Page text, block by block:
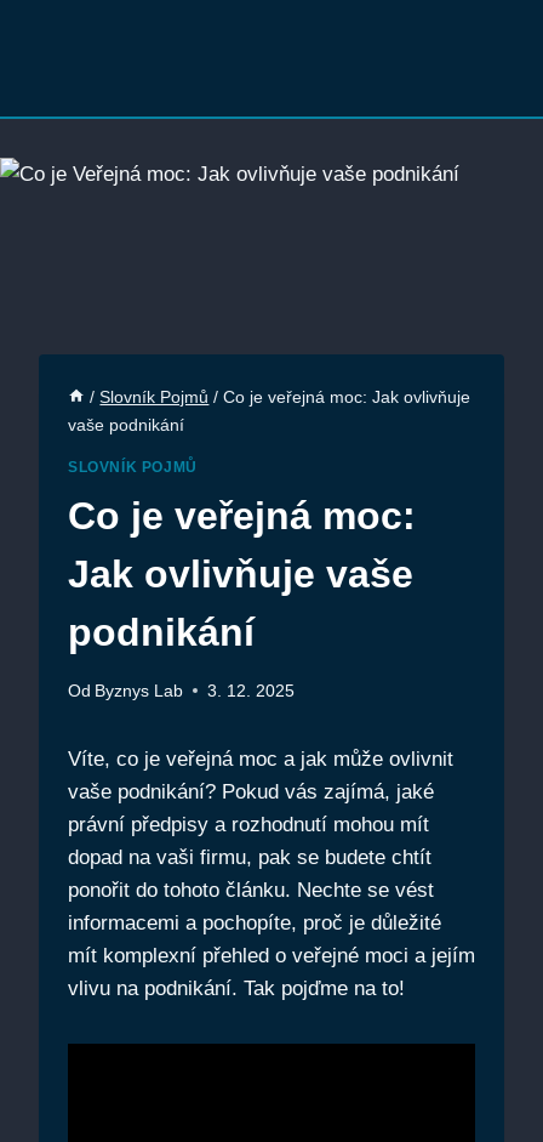
/ Slovník Pojmů / Co je veřejná moc: Jak ovlivňuje
vaše podnikání
SLOVNÍK POJMŮ
Co je veřejná moc:
Jak ovlivňuje vaše
podnikání
Od Byznys Lab 3. 12. 2025
Víte, co je veřejná moc a jak může ovlivnit
vaše podnikání? Pokud vás zajímá, jaké
právní předpisy a rozhodnutí mohou mít
dopad na vaši firmu, pak se budete chtít
ponořit do tohoto článku. Nechte se vést
informacemi a pochopíte, proč je důležité
mít komplexní přehled o veřejné moci a jejím
vlivu na podnikání. Tak pojďme na to!